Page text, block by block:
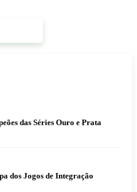
das Séries Ouro e Prata
dos Jogos de Integração